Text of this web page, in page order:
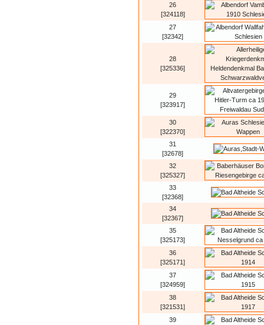
26
[324118]
27
[32342]
28
[325336]
29
[323917]
30
[322370]
31
[32678]
32
[325327]
33
[32368]
34
[32367]
35
[325173]
36
[325171]
37
[324959]
38
[321531]
39